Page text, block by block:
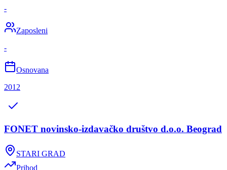
-
Zaposleni
-
Osnovana
2012
FONET novinsko-izdavačko društvo d.o.o. Beograd
STARI GRAD
Prihod